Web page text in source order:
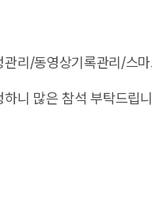
리/동영상기록관리/스
니 많은 참석 부탁드립